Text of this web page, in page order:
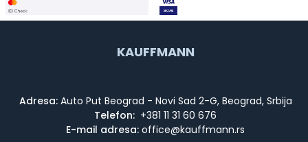
KAUFFMANN
Adresa:Auto Put Beograd - Novi Sad 2-G, Beograd, Srbija
Telefon: +381 11 31 60 676
E-mail adresa: